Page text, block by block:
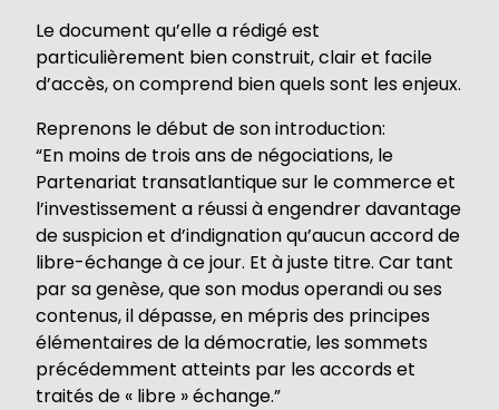
Le document qu’elle a rédigé est
particulièrement bien construit, clair et facile
d’accès, on comprend bien quels sont les enjeux.
Reprenons le début de son introduction:
“En moins de trois ans de négociations, le
Partenariat transatlantique sur le commerce et
l’investissement a réussi à engendrer davantage
de suspicion et d’indignation qu’aucun accord de
libre-échange à ce jour. Et à juste titre. Car tant
par sa genèse, que son modus operandi ou ses
contenus, il dépasse, en mépris des principes
élémentaires de la démocratie, les sommets
précédemment atteints par les accords et
traités de « libre » échange.”